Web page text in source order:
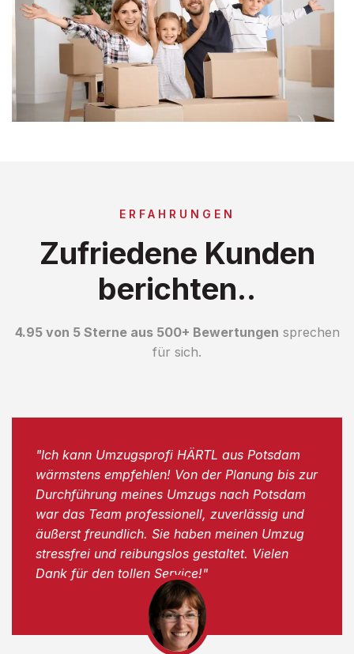
ERFAHRUNGEN
Zufriedene Kunden
berichten..
4.95 von 5 Sterne aus 500+ Bewertungen sprechen
für sich.
"Ich kann Umzugsprofi HÄRTL aus Potsdam
wärmstens empfehlen! Von der Planung bis zur
Durchführung meines Umzugs nach Potsdam
war das Team professionell, zuverlässig und
äußerst freundlich. Sie haben meinen Umzug
stressfrei und reibungslos gestaltet. Vielen
Dank für den tollen Service!"